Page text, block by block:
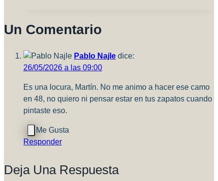
en
a
Escala
Un Comentario
Pablo Najle dice:
26/05/2026 a las 09:00
Es una locura, Martín. No me animo a hacer ese camo
en 48, no quiero ni pensar estar en tus zapatos cuando
pintaste eso.
Responder
Deja Una Respuesta